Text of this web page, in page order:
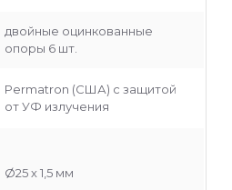
двойные оцинкованные
опоры 6 шт.
Permatron (США) с защитой
от УФ излучения
Ø25 х 1,5 мм